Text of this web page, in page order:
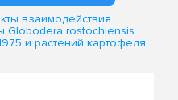
взаимодействия
Globodera rostochiensis
и растений картофеля